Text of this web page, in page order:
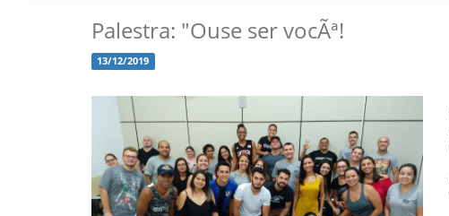
Palestra: "Ouse ser vocÃª!
13/12/2019